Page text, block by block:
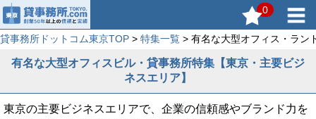
0
貸事務所ドットコム東京TOP > 特集一覧 > 有名な大型オフィス・ラン
有名な大型オフィスビル・貸事務所特集【東京・主要ビジ
ネスエリア】
東京の主要ビジネスエリアで、企業の信頼感やブランド力を